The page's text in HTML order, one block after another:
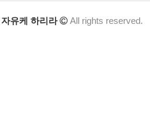
유케 하리라 All rights reserved.